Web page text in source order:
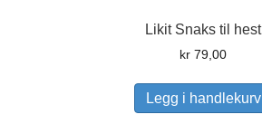
Likit Snaks til hest
kr 79,00
Legg i handlekurv